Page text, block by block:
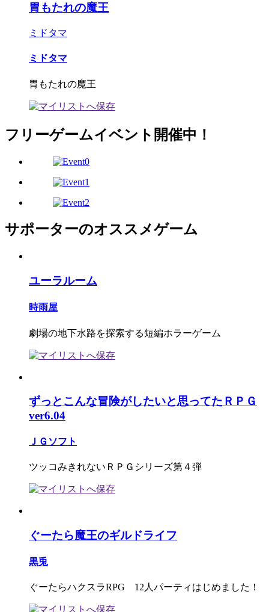
胃もたれの魔王
ミドタマ
ミドタマ
胃もたれの魔王
フリーゲームイベント開催中！
サポーターのオススメゲーム
ユーラルーム
時雨屋
劇場の地下水路を探索する短編ホラーゲーム
ずっとこんな冒険がしたいと思ってたＲＰＧ
ver6.04
ＪＧソフト
ツッコみきれないＲＰＧシリーズ第４弾
ぐーたら魔王のギルドライフ
黒兎
ぐーたらハクスラRPG 12人パーティはじめました！